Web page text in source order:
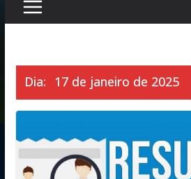
Dia: 17 de janeiro de 2025